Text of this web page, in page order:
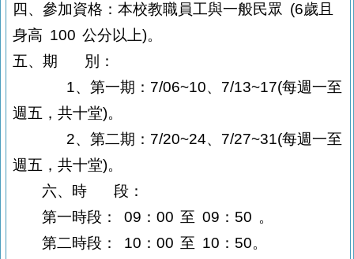
四、參加資格：本校教職員工與一般民眾 (6歲且
身高 100公分以上)。
五、期
別：
1、第一期： 7/06~10、 7/13~17(每週一至
週五，共十堂)。
2、第二期： 7/20~24、 7/27~31(每週一至
週五，共十堂)。
六、時段：
第一時段：
09 ： 00至 09 ： 50 。
第二時段 ： 10 ： 00至 10 ： 50。